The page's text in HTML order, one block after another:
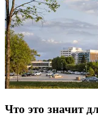
Что это значит